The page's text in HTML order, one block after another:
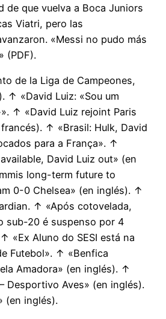
de que vuelva a Boca Juniors
Viatri, pero las
«Messi no pudo más
(PDF).
de la Liga de Campeones,
↑ «David Luiz: «Sou um
↑ «David Luiz rejoint Paris
↑ «Brasil: Hulk, David
para a França». ↑
David Luiz out» (en
long-term future to
0-0 Chelsea» (en inglés). ↑
↑ «Após cotovelada,
sub-20 é suspenso por 4
«Ex Aluno do SESI está na
Futebol». ↑ «Benfica
Amadora» (en inglés). ↑
Desportivo Aves» (en inglés).
(en inglés).